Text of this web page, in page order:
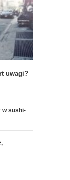
uwagi?
w sushi-